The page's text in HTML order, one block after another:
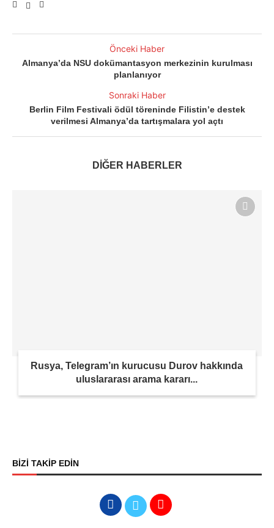
Önceki Haber
Almanya’da NSU dokümantasyon merkezinin kurulması
planlanıyor
Sonraki Haber
Berlin Film Festivali ödül töreninde Filistin’e destek
verilmesi Almanya’da tartışmalara yol açtı
DİĞER HABERLER
Rusya, Telegram’ın kurucusu Durov hakkında
uluslararası arama kararı...
BİZİ TAKİP EDİN